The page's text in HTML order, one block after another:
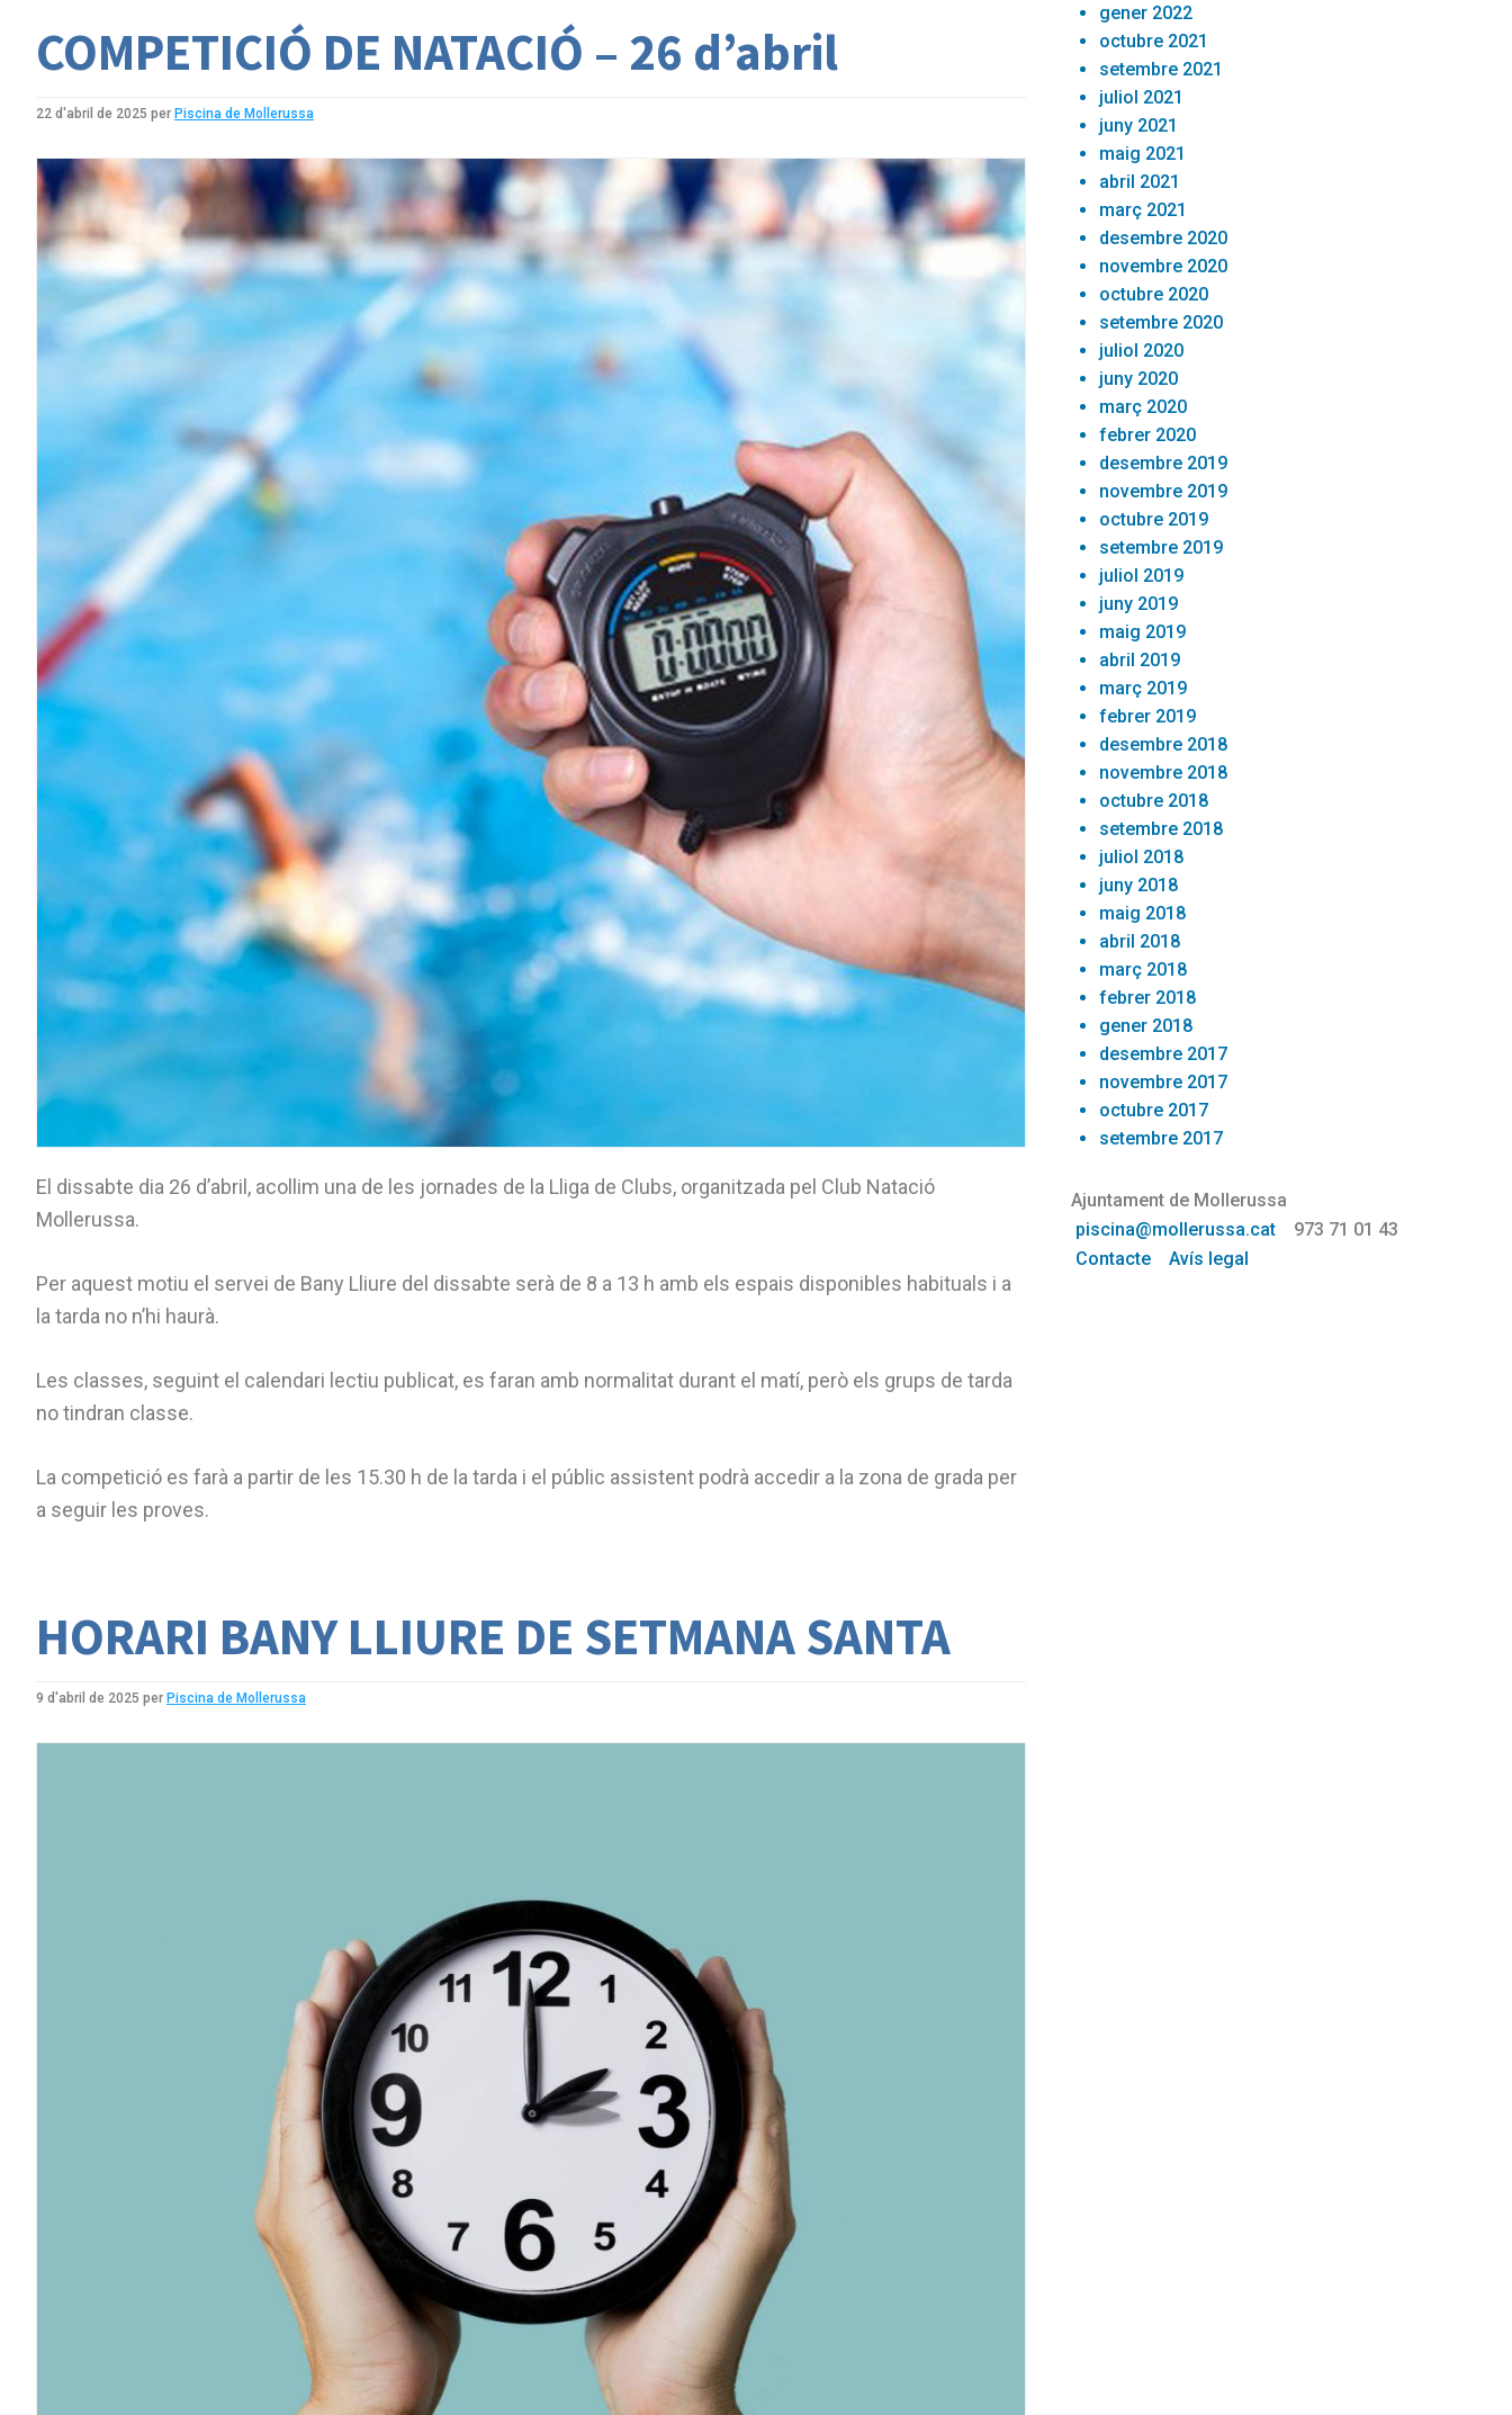
COMPETICIÓ DE NATACIÓ – 26 d’abril
22 d'abril de 2025 per Piscina de Mollerussa
El dissabte dia 26 d’abril, acollim una de les jornades de la Lliga de Clubs, organitzada pel Club Natació
Mollerussa.
Per aquest motiu el servei de Bany Lliure del dissabte serà de 8 a 13 h amb els espais disponibles habituals i a
la tarda no n’hi haurà.
Les classes, seguint el calendari lectiu publicat, es faran amb normalitat durant el matí, però els grups de tarda
no tindran classe.
La competició es farà a partir de les 15.30 h de la tarda i el públic assistent podrà accedir a la zona de grada per
a seguir les proves.
HORARI BANY LLIURE DE SETMANA SANTA
9 d'abril de 2025 per Piscina de Mollerussa
gener 2022
octubre 2021
setembre 2021
juliol 2021
juny 2021
maig 2021
abril 2021
març 2021
desembre 2020
novembre 2020
octubre 2020
setembre 2020
juliol 2020
juny 2020
març 2020
febrer 2020
desembre 2019
novembre 2019
octubre 2019
setembre 2019
juliol 2019
juny 2019
maig 2019
abril 2019
març 2019
febrer 2019
desembre 2018
novembre 2018
octubre 2018
setembre 2018
juliol 2018
juny 2018
maig 2018
abril 2018
març 2018
febrer 2018
gener 2018
desembre 2017
novembre 2017
octubre 2017
setembre 2017
Ajuntament de Mollerussa
piscina@mollerussa.cat 973 71 01 43
Contacte
Avís legal